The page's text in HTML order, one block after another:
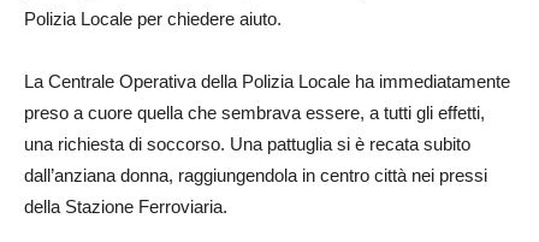
Polizia Locale per chiedere aiuto.
La Centrale Operativa della Polizia Locale ha immediatamente
preso a cuore quella che sembrava essere, a tutti gli effetti,
una richiesta di soccorso. Una pattuglia si è recata subito
dall’anziana donna, raggiungendola in centro città nei pressi
della Stazione Ferroviaria.